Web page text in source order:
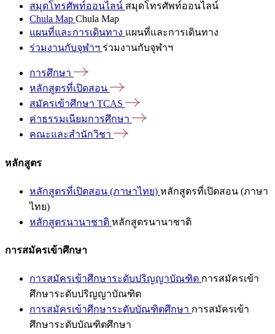
สมุดโทรศัพท์ออนไลน์ สมุดโทรศัพท์ออนไลน์
Chula Map Chula Map
แผนที่และการเดินทาง แผนที่และการเดินทาง
ร่วมงานกับจุฬาฯ ร่วมงานกับจุฬาฯ
การศึกษา
หลักสูตรที่เปิดสอน
สมัครเข้าศึกษา TCAS
ค่าธรรมเนียมการศึกษา
คณะและสำนักวิชา
หลักสูตร
หลักสูตรที่เปิดสอน (ภาษาไทย) หลักสูตรที่เปิดสอน (ภาษา
ไทย)
หลักสูตรนานาชาติ หลักสูตรนานาชาติ
การสมัครเข้าศึกษา
การสมัครเข้าศึกษาระดับปริญญาบัณฑิต การสมัครเข้า
ศึกษาระดับปริญญาบัณฑิต
การสมัครเข้าศึกษาระดับบัณฑิตศึกษา การสมัครเข้า
ศึกษาระดับบัณฑิตศึกษา